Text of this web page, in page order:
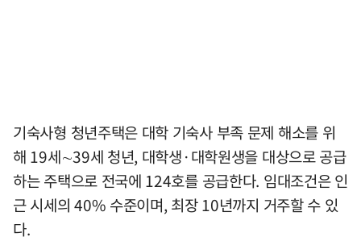
기숙사형 청년주택은 대학 기숙사 부족 문제 해소를 위
해 19세∼39세 청년, 대학생·대학원생을 대상으로 공급
하는 주택으로 전국에 124호를 공급한다. 임대조건은 인
근 시세의 40% 수준이며, 최장 10년까지 거주할 수 있
다.